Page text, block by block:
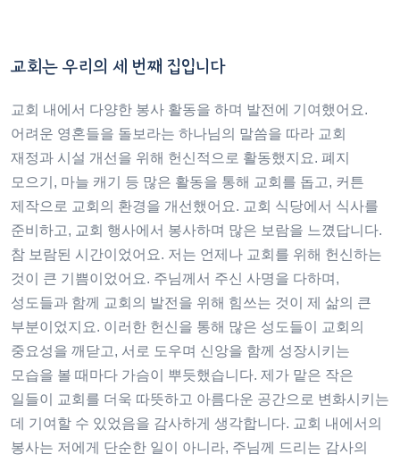
교회는 우리의 세 번째 집입니다
교회 내에서 다양한 봉사 활동을 하며 발전에 기여했어요.
어려운 영혼들을 돌보라는 하나님의 말씀을 따라 교회
재정과 시설 개선을 위해 헌신적으로 활동했지요. 폐지
모으기, 마늘 캐기 등 많은 활동을 통해 교회를 돕고, 커튼
제작으로 교회의 환경을 개선했어요. 교회 식당에서 식사를
준비하고, 교회 행사에서 봉사하며 많은 보람을 느꼈답니다.
참 보람된 시간이었어요. 저는 언제나 교회를 위해 헌신하는
것이 큰 기쁨이었어요. 주님께서 주신 사명을 다하며,
성도들과 함께 교회의 발전을 위해 힘쓰는 것이 제 삶의 큰
부분이었지요. 이러한 헌신을 통해 많은 성도들이 교회의
중요성을 깨닫고, 서로 도우며 신앙을 함께 성장시키는
모습을 볼 때마다 가슴이 뿌듯했습니다. 제가 맡은 작은
일들이 교회를 더욱 따뜻하고 아름다운 공간으로 변화시키는
데 기여할 수 있었음을 감사하게 생각합니다. 교회 내에서의
봉사는 저에게 단순한 일이 아니라, 주님께 드리는 감사의